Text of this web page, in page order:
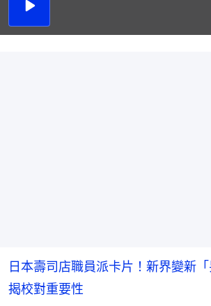
播
日本壽司店職員派卡片！新界變新
揭校對重要性